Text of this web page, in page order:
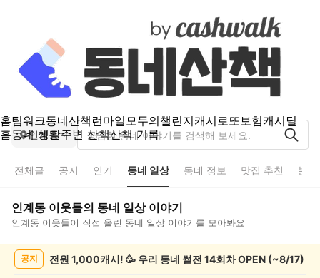
홈팀워크동네산책런마일모두의챌린지캐시로또보험캐시딜
홈동네 생활주변 산책산책 기록
인계동
전체글 공지 인기 동네 일상 동네 정보 맛집 추천 분
인계동 이웃들의 동네 일상이야기
인계동 이웃들이 직접 올린 동네 일상 이야기를 모아봐요
공지 전원 1,000캐시! 🥳 우리 동네 썰전 14회차 OPEN (~8/17)